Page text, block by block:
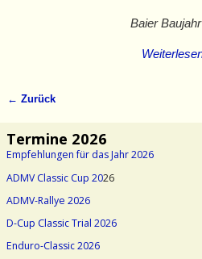
Baier
← Zurück
Termine 2026
Empfehlungen für das Jahr 2026
ADMV Classic Cup 2026
ADMV-Rallye 2026
D-Cup Classic Trial 2026
Enduro-Classic 2026